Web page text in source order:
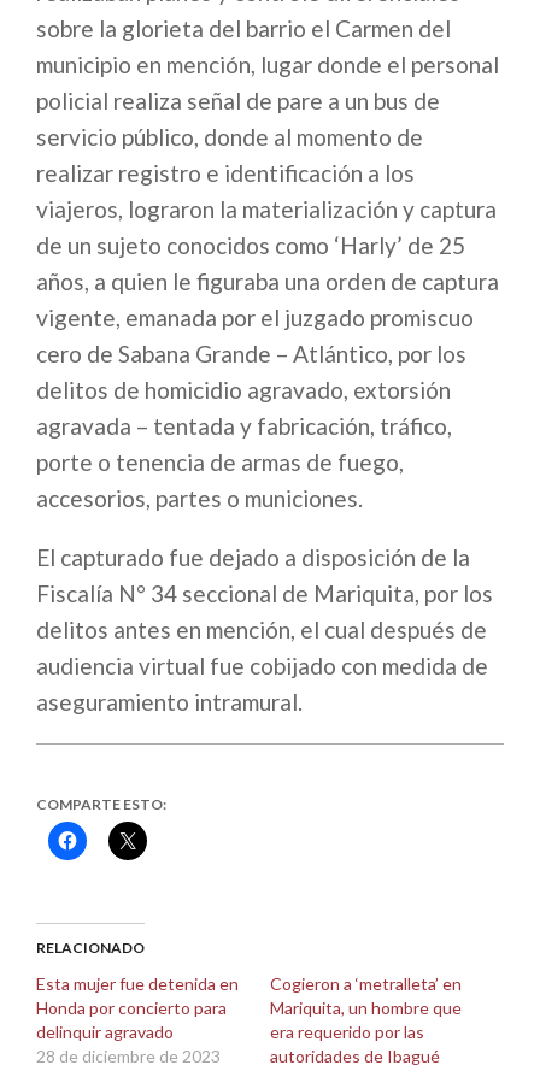
sobre la glorieta del barrio el Carmen del
municipio en mención, lugar donde el personal
policial realiza señal de pare a un bus de
servicio público, donde al momento de
realizar registro e identificación a los
viajeros, lograron la materialización y captura
de un sujeto conocidos como ‘Harly’ de 25
años, a quien le figuraba una orden de captura
vigente, emanada por el juzgado promiscuo
cero de Sabana Grande – Atlántico, por los
delitos de homicidio agravado, extorsión
agravada – tentada y fabricación, tráfico,
porte o tenencia de armas de fuego,
accesorios, partes o municiones.
El capturado fue dejado a disposición de la
Fiscalía N° 34 seccional de Mariquita, por los
delitos antes en mención, el cual después de
audiencia virtual fue cobijado con medida de
aseguramiento intramural.
COMPARTE ESTO:
Haz
clic
(Se
abre
una
ventana
nueva)
Haz
clic
(Se
abre
una
ventana
nueva)
RELACIONADO
Esta mujer fue detenida en
Honda por concierto para
delinquir agravado
28 de diciembre de 2023
Cogieron a ‘metralleta’ en
Mariquita, un hombre que
era requerido por las
autoridades de Ibagué